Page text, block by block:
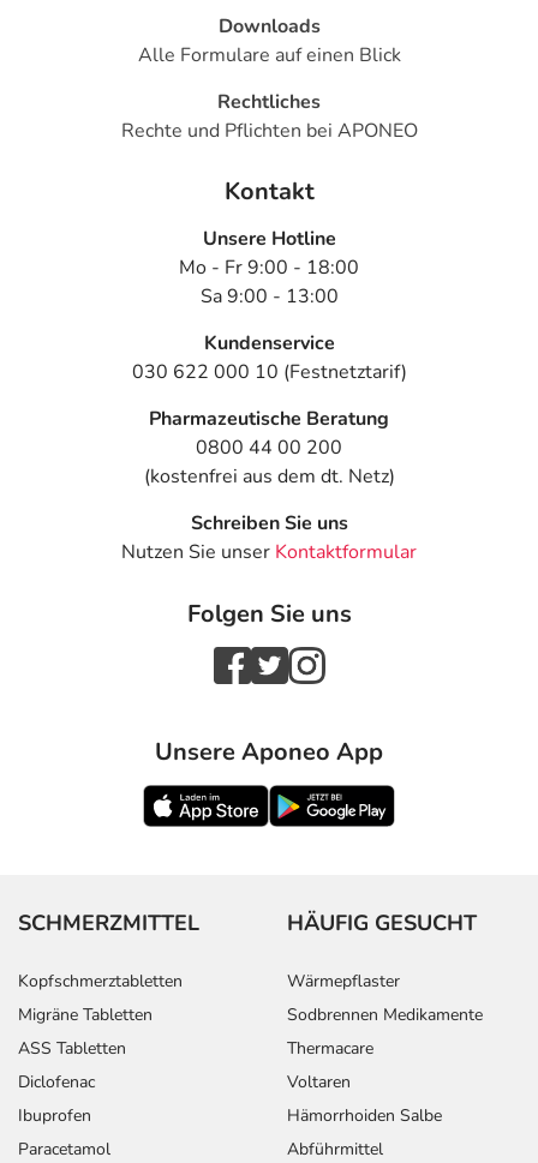
Downloads
Alle Formulare auf einen Blick
Rechtliches
Rechte und Pflichten bei APONEO
Kontakt
Unsere Hotline
Mo - Fr 9:00 - 18:00
Sa 9:00 - 13:00
Kundenservice
030 622 000 10 (Festnetztarif)
Pharmazeutische Beratung
0800 44 00 200
(kostenfrei aus dem dt. Netz)
Schreiben Sie uns
Nutzen Sie unser Kontaktformular
Folgen Sie uns
Unsere Aponeo App
SCHMERZMITTEL
Kopfschmerztabletten
Migräne Tabletten
ASS Tabletten
Diclofenac
Ibuprofen
Paracetamol
HÄUFIG GESUCHT
Wärmepflaster
Sodbrennen Medikamente
Thermacare
Voltaren
Hämorrhoiden Salbe
Abführmittel